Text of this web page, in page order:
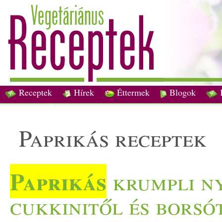
Receptek Hírek Éttermek Blogok
paprikás receptek
Paprikás krumpli
cukkinitől és